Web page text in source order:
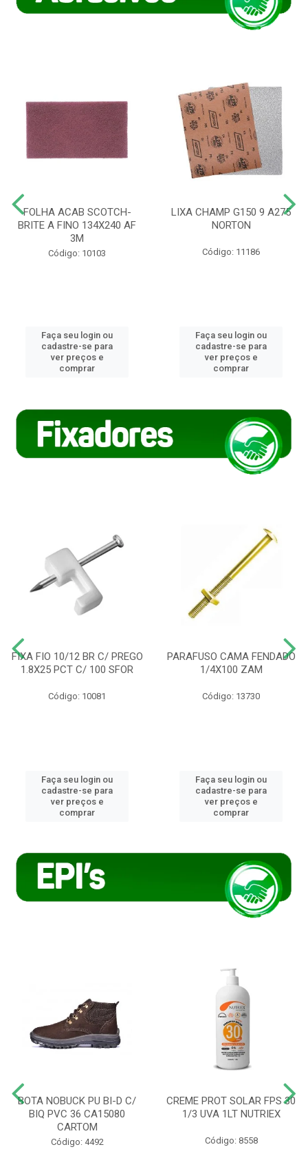
FOLHA ACAB SCOTCH-
BRITE A FINO 134X240 AF
3M
Código: 10103
Faça seu login ou
cadastre-se para
ver preços e
comprar
LIXA CHAMP G150 9 A275
NORTON
Código: 11186
Faça seu login ou
cadastre-se para
ver preços e
comprar
FIXA FIO 10/12 BR C/ PREGO
1.8X25 PCT C/ 100 SFOR
Código: 10081
Faça seu login ou
cadastre-se para
ver preços e
comprar
PARAFUSO CAMA FENDADO
1/4X100 ZAM
Código: 13730
Faça seu login ou
cadastre-se para
ver preços e
comprar
BOTA NOBUCK PU BI-D C/
BIQ PVC 36 CA15080
CARTOM
Código: 4492
CREME PROT SOLAR FPS 30
1/3 UVA 1LT NUTRIEX
Código: 8558